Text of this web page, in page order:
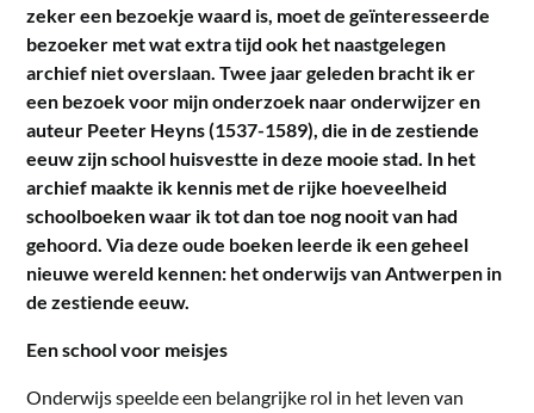
zeker een bezoekje waard is, moet de geïnteresseerde
bezoeker met wat extra tijd ook het naastgelegen
archief niet overslaan. Twee jaar geleden bracht ik er
een bezoek voor mijn onderzoek naar onderwijzer en
auteur Peeter Heyns (1537-1589), die in de zestiende
eeuw zijn school huisvestte in deze mooie stad. In het
archief maakte ik kennis met de rijke hoeveelheid
schoolboeken waar ik tot dan toe nog nooit van had
gehoord. Via deze oude boeken leerde ik een geheel
nieuwe wereld kennen: het onderwijs van Antwerpen in
de zestiende eeuw.
Een school voor meisjes
Onderwijs speelde een belangrijke rol in het leven van